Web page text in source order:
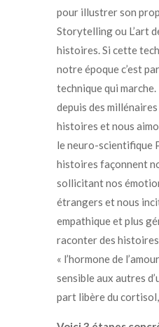
pour illustrer son
Storytelling ou L’art
histoires. Si cette
notre époque c’est
technique qui
depuis des
histoires et nous
le neuro-scientifique
histoires façonnent
sollicitant nos
étrangers et nous
empathique et plus
raconter des
« l’hormone de
sensible aux autres
part libère du